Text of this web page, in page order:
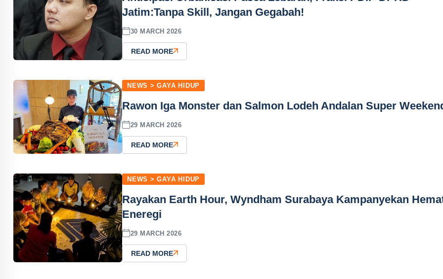
Jatim:Tanpa Skill, Jangan Gegabah!
30 MARCH 2026
READ MORE
NEWS > GAYA HIDUP
Rawon Iga Monster dan Salmon Lodeh Andalan Super
29 MARCH 2026
READ MORE
NEWS > GAYA HIDUP
Rayakan Earth Hour, Wyndham Surabaya Kampanyekan
Eneregi
29 MARCH 2026
READ MORE